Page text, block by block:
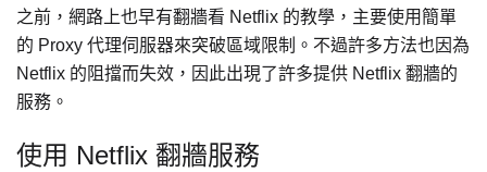
之前，網路上也早有翻牆看 Netflix 的教學，主要使用簡單
的 Proxy 代理伺服器來突破區域限制。不過許多方法也因為
Netflix 的阻擋而失效，因此出現了許多提供 Netflix 翻牆的
服務。
使用 Netflix 翻牆服務